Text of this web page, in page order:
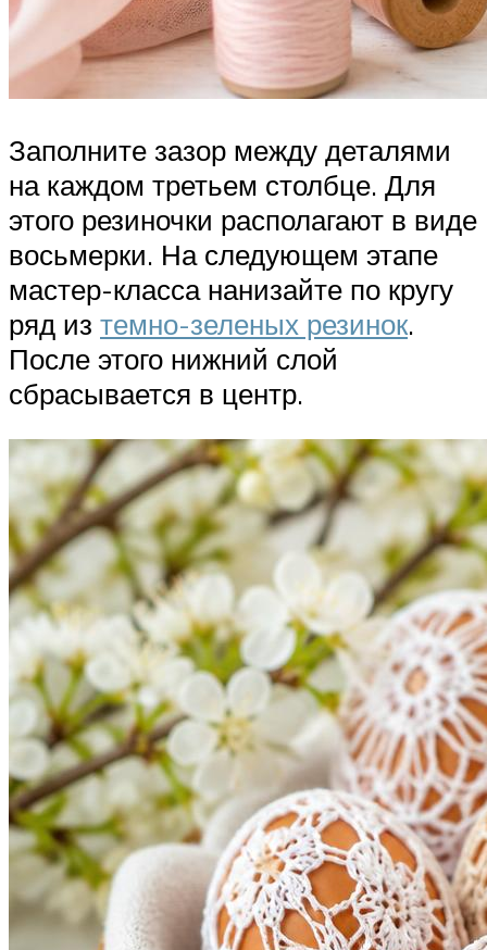
Заполните зазор между деталями
на каждом третьем столбце. Для
этого резиночки располагают в виде
восьмерки. На следующем этапе
мастер-класса нанизайте по кругу
ряд из темно-зеленых резинок.
После этого нижний слой
сбрасывается в центр.